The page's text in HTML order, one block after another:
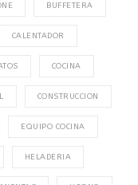
BUFFETERA
CALENTADOR
COCINA
CONSTRUCCION
EQUIPO COCINA
HELADERIA